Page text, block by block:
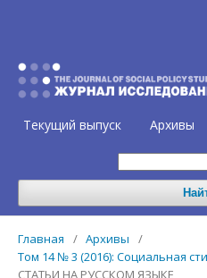
Текущий выпуск Архивы
Главная / Архивы
/
Том 14 № 3 (2016): Социальная
СТАТЬИ НА РУССКОМ ЯЗЫКЕ